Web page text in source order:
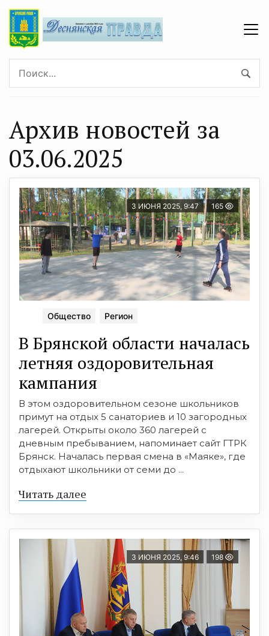
Архив новостей за
03.06.2025
3 ИЮНЯ 2025, 9:47 165
Общество Регион
В Брянской области началась
летняя оздоровительная
кампания
В этом оздоровительном сезоне школьников
примут на отдых 5 санаториев и 10 загородных
лагерей. Открыты около 360 лагерей с
дневным пребыванием, напоминает сайт ГТРК
Брянск. Началась первая смена в «Маяке», где
отдыхают школьники от семи до ...
Читать далее
3 ИЮНЯ 2025, 9:46 198